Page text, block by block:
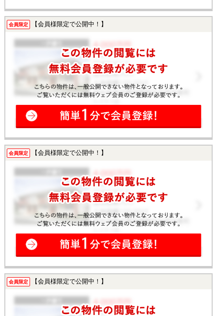
会員限定 【会員様限定で公開中！】
会員限定 【会員様限定で公開中！】
会員限定 【会員様限定で公開中！】